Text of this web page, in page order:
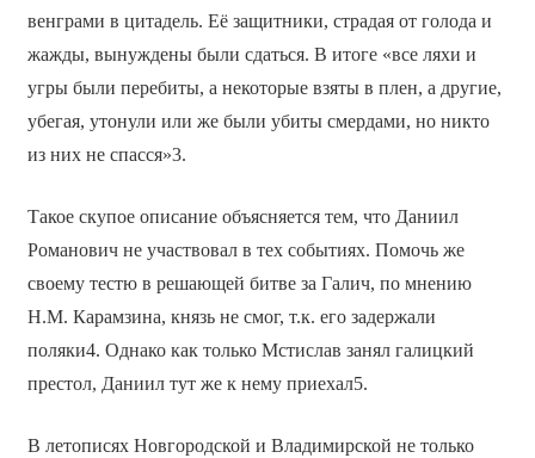
венграми в цитадель. Её защитники, страдая от голода и
жажды, вынуждены были сдаться. В итоге «все ляхи и
угры были перебиты, а некоторые взяты в плен, а другие,
убегая, утонули или же были убиты смердами, но никто
из них не спасся»3.
Такое скупое описание объясняется тем, что Даниил
Романович не участвовал в тех событиях. Помочь же
своему тестю в решающей битве за Галич, по мнению
Н.М. Карамзина, князь не смог, т.к. его задержали
поляки4. Однако как только Мстислав занял галицкий
престол, Даниил тут же к нему приехал5.
В летописях Новгородской и Владимирской не только